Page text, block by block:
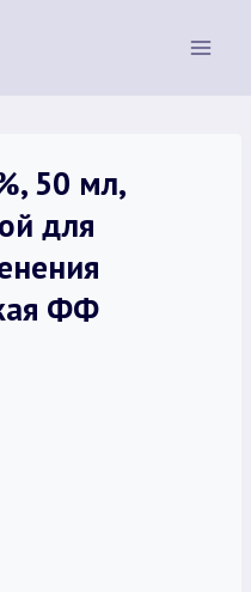
50 мл,
для
ФФ